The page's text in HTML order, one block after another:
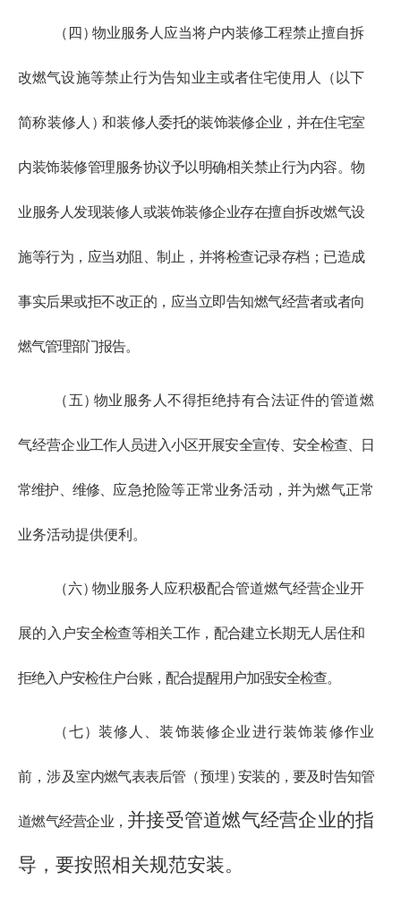
（四 ） 物业服务人应当将户内装修工程禁止擅自拆
改燃气设施等禁止行为告知业主或者住宅使用人 （以下
简称装修人 ）和装修人委托的装饰装修企业，并在住宅室
内装饰装修管理服务协议予以明确相关禁止行为内容。物
业服务人发现装修人或装饰装修企业存在擅自拆改燃气设
施等行为，应当劝阻、制止，并将检查记录存档；已造成
事实后果或拒不改正的，应当立即告知燃气经营者或者向
燃气管理部门报告。
（五） 物业服务人不得拒绝持有合法证件的管道燃
气经营企业工作人员进入小区开展安全宣传、安全检查、日
常维护、维修、 应急抢险等正常业务活动，并为燃气正常
业务活动提供便利。
（六） 物业服务人应积极配合管道燃气经营企业开
展的入户安全检查等相关工作，配合建立长期无人居住和
拒绝入户安检住户台账，配合提醒用户加强安全检查。
（七） 装修人、装饰装修企业进行装饰装修作业
前，涉及室内燃气表表后管 （预埋）安装的，要及时告知管
道燃气经营企业， 并接受管道燃气经营企业的指
导，要按照相关规范安装。